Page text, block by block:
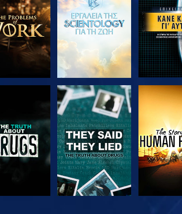
ΣΕΙΡΑ
ΠΑΡΑΚΟΛΟΥΘΗΣΤΕ